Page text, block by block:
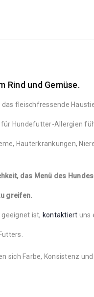
Rind und Gemüse.
fleischfressende
Hundefutter-Allergien
Hauterkrankungen,
das Menü des
greifen.
ist, kontaktiert uns
sich Farbe, Konsistenz